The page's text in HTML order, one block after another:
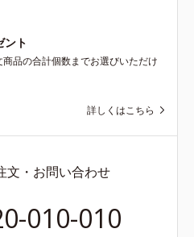
ント
品の合計個数までお選びいただけ
詳しくはこちら
文・お問い合わせ
010-010